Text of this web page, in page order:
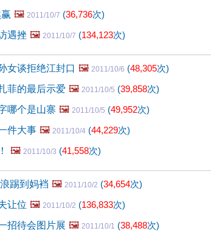
🖼️ 2011/10/7 (36,736次)
遇挫 🖼️ 2011/10/7 (134,123次)
女谈拒绝江封口 🖼️ 2011/10/6 (48,305次)
菲的最后示爱 🖼️ 2011/10/5 (39,858次)
哪个是山寨 🖼️ 2011/10/5 (49,952次)
件大事 🖼️ 2011/10/4 (44,229次)
🖼️ 2011/10/3 (41,558次)
踢到妈裆 🖼️ 2011/10/2 (34,654次)
让位 🖼️ 2011/10/2 (136,833次)
招待会图片展 🖼️ 2011/10/1 (38,488次)